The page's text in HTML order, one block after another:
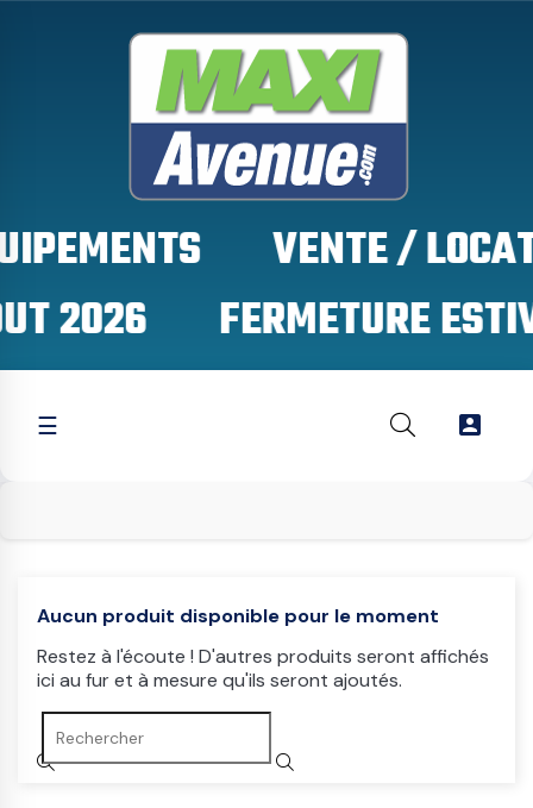
2026
☰ 
Aucun produit disponible pour le moment
Restez à l'écoute ! D'autres produits seront affichés
ici au fur et à mesure qu'ils seront ajoutés.